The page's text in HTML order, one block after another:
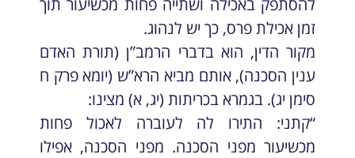
זמן אכילת פרס, כך יש לנהוג.
מקור הדין, הוא בדברי הרמב”ן (תורת האדם
ענין הסכנה), אותם מביא הרא”ש (יומא פרק ח
סימן יג). בגמרא בכריתות (יג, א) מצינו:
“קתני: התירו לה לעוברה לאכול פחות
מכשיעור מפני הסכנה. מפני הסכנה, אפילו